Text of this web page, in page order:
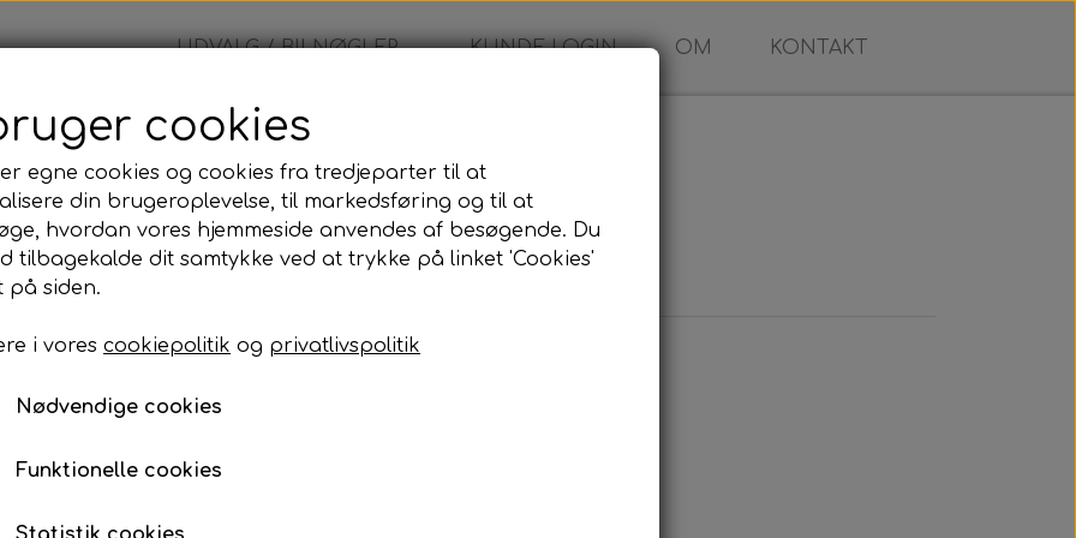
UDVALG / BILNØGLER KUNDE LOGIN OM KONTAKT
- Nøglehus
Volkswagen - Nøglehus
260,00 kr.
Volkswagen- Fjernbetjeningshus
Lagerstatus:100 på lager
cookies
egne cookies og cookies fra tredjeparter til at
din brugeroplevelse, til markedsføring og til at
hvordan vores hjemmeside anvendes af besøgende. Du
tilbagekalde dit samtykke ved at trykke på linket 'Cookies'
på siden.
i vores cookiepolitik og privatlivspolitik
Nødvendige cookies
Funktionelle cookies